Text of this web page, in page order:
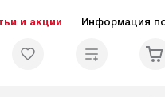
и акции Информация